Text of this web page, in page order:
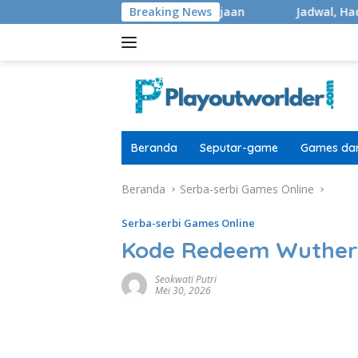
ke
Breaking News
40.000 Masih Di Pengerjaan Jadwal, Hadiah,
Beranda Seputar-game Games
Beranda Serba-serbi Games Online
Serba-serbi Games Online
Kode Redeem
Seokwati Putri
Mei 30, 2026